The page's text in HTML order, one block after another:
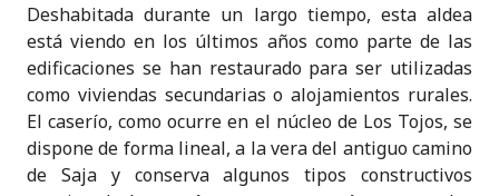
Deshabitada durante un largo tiempo, esta aldea
está viendo en los últimos años como parte de las
edificaciones se han restaurado para ser utilizadas
como viviendas secundarias o alojamientos rurales.
El caserío, como ocurre en el núcleo de Los Tojos, se
dispone de forma lineal, a la vera del antiguo camino
de Saja y conserva algunos tipos constructivos